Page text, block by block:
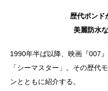
歴代ボンド
美麗防水
1990年半ば以降、映画『007
「シーマスター」。その歴代
ンとともに紹介する。